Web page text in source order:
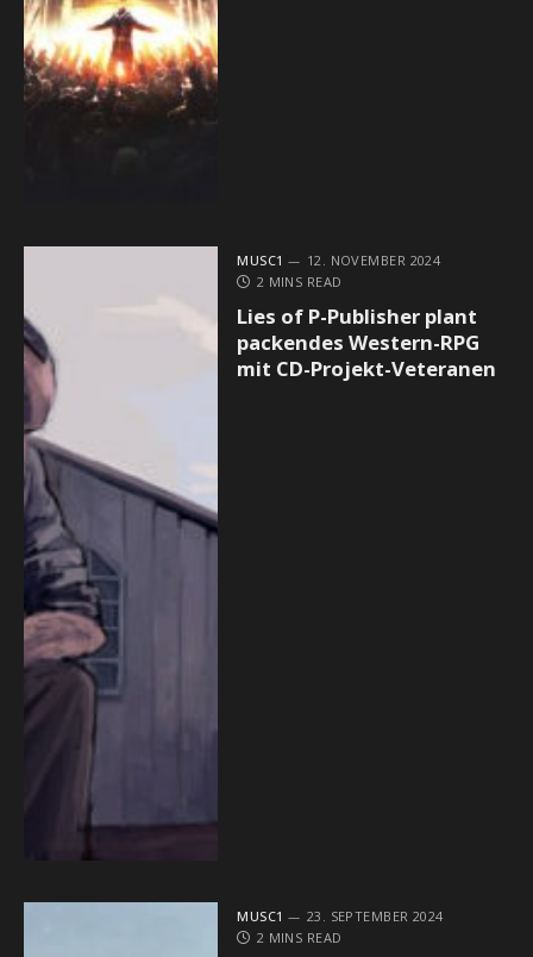
MUSC1
12. NOVEMBER 2024
2 MINS READ
Lies of P-Publisher plant
packendes Western-RPG
mit CD-Projekt-Veteranen
MUSC1
23. SEPTEMBER 2024
2 MINS READ